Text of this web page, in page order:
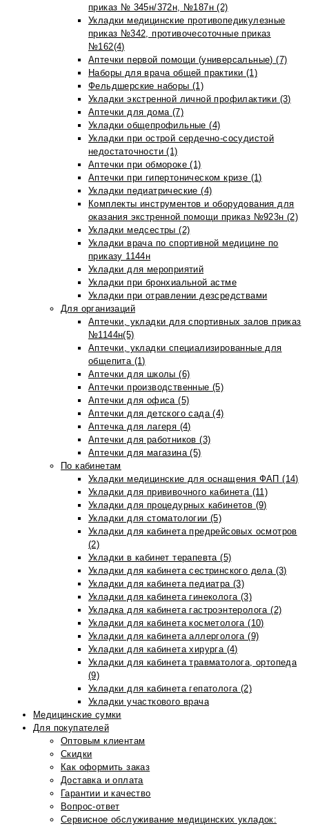
приказ № 345н/372н, №187н (2)
Укладки медицинские противопедикулезные
приказ №342, противочесоточные приказ
№162(4)
Аптечки первой помощи (универсальные) (7)
Наборы для врача общей практики (1)
Фельдшерские наборы (1)
Укладки экстренной личной профилактики (3)
Аптечки для дома (7)
Укладки общепрофильные (4)
Укладки при острой сердечно-сосудистой
недостаточности (1)
Аптечки при обмороке (1)
Аптечки при гипертоническом кризе (1)
Укладки педиатрические (4)
Комплекты инструментов и оборудования для
оказания экстренной помощи приказ №923н (2)
Укладки медсестры (2)
Укладки врача по спортивной медицине по
приказу 1144н
Укладки для мероприятий
Укладки при бронхиальной астме
Укладки при отравлении дезсредствами
Для организаций
Аптечки, укладки для спортивных залов приказ
№1144н(5)
Аптечки, укладки специализированные для
общепита (1)
Аптечки для школы (6)
Аптечки производственные (5)
Аптечки для офиса (5)
Аптечки для детского сада (4)
Аптечка для лагеря (4)
Аптечки для работников (3)
Аптечки для магазина (5)
По кабинетам
Укладки медицинские для оснащения ФАП (14)
Укладки для прививочного кабинета (11)
Укладки для процедурных кабинетов (9)
Укладки для стоматологии (5)
Укладки для кабинета предрейсовых осмотров
(2)
Укладки в кабинет терапевта (5)
Укладки для кабинета сестринского дела (3)
Укладки для кабинета педиатра (3)
Укладки для кабинета гинеколога (3)
Укладка для кабинета гастроэнтеролога (2)
Укладки для кабинета косметолога (10)
Укладки для кабинета аллерголога (9)
Укладки для кабинета хирурга (4)
Укладки для кабинета травматолога, ортопеда
(9)
Укладки для кабинета гепатолога (2)
Укладки участкового врача
Медицинские сумки
Для покупателей
Оптовым клиентам
Скидки
Как оформить заказ
Доставка и оплата
Гарантии и качество
Вопрос-ответ
Сервисное обслуживание медицинских укладок: